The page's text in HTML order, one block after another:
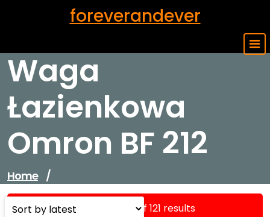
foreverandever
Waga
Łazienkowa
Omron BF 212
Home /
Showing 1–16 of 121 results